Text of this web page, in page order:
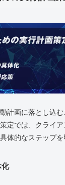
計画に落とし込
定では、クライ
体的なステップを